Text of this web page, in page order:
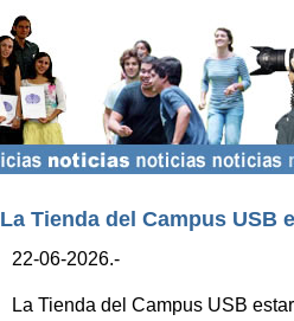
La Tienda del Campus USB
22-06-2026.-
La Tienda del Campus USB